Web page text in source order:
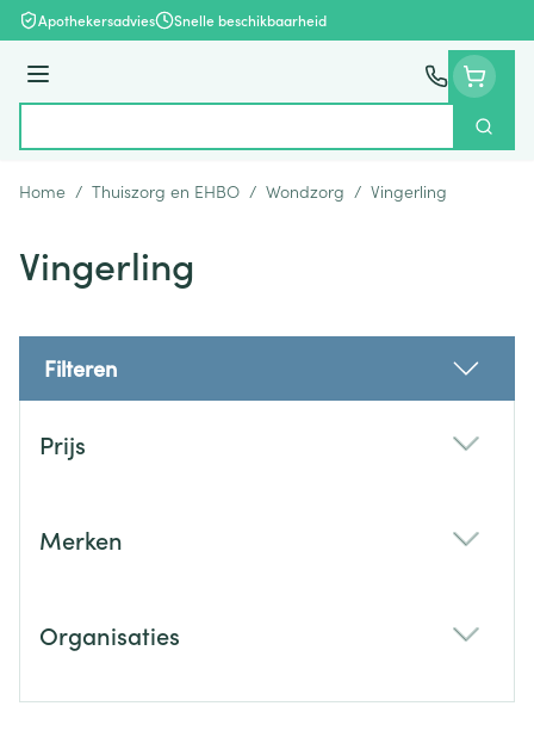
Ga naar de inhoud
Apothekersadvies Snelle beschikbaarheid
Menu
Zoek
Home / Thuiszorg en EHBO / Wondzorg / Vingerling
Vingerling
Filteren
Prijs
Merken
Organisaties